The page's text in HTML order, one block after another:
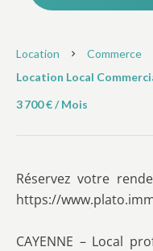
Location
Commerce
Location Local
3 700 € / Mois
Réservez votre
https://
CAYENNE – Local